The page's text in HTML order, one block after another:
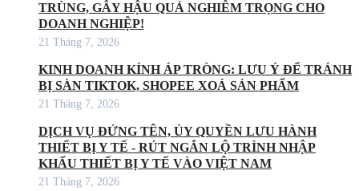
TRÙNG, GÂY HẬU QUẢ NGHIÊM TRỌNG CHO
DOANH NGHIỆP!
21 Tháng 7, 2026
KINH DOANH KÍNH ÁP TRÒNG: LƯU Ý ĐỂ TRÁNH
BỊ SÀN TIKTOK, SHOPEE XOÁ SẢN PHẨM
21 Tháng 7, 2026
DỊCH VỤ ĐỨNG TÊN, ỦY QUYỀN LƯU HÀNH
THIẾT BỊ Y TẾ - RÚT NGẮN LỘ TRÌNH NHẬP
KHẨU THIẾT BỊ Y TẾ VÀO VIỆT NAM
21 Tháng 7, 2026